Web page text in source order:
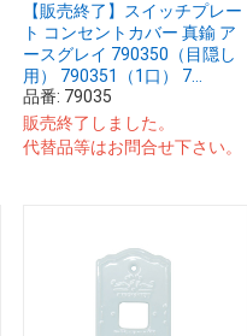
【販売終了】スイッチプレー
ト コンセントカバー 真鍮 ア
ースグレイ 790350（目隠し
用） 790351（1口） 7...
品番: 79035
販売終了しました。
代替品等はお問合せ下さい。